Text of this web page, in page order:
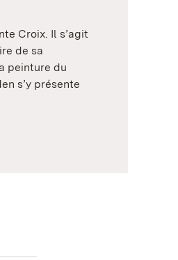
Croix. Il s’agit
de sa
peinture du
s’y présente